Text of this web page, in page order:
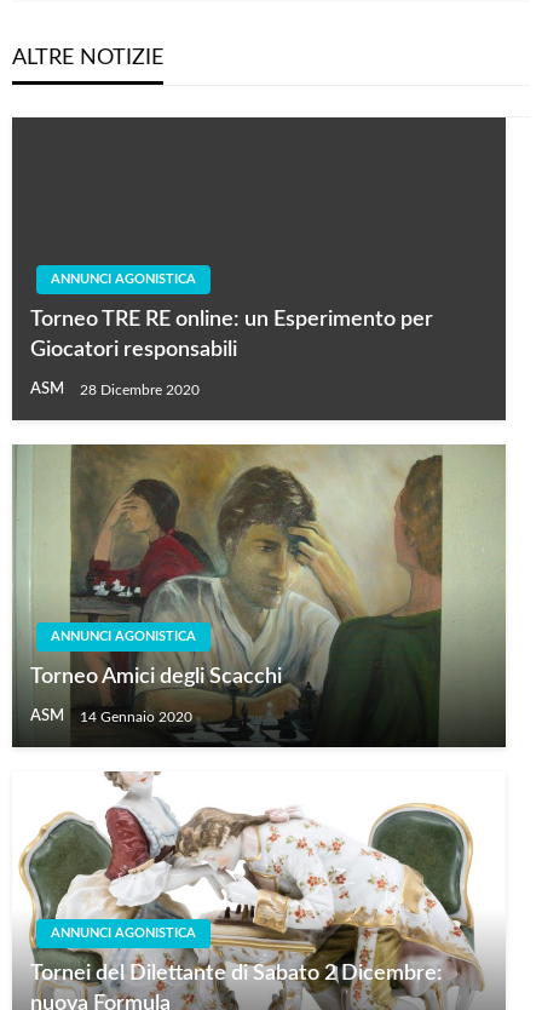
ALTRE NOTIZIE
ANNUNCI AGONISTICA
Torneo TRE RE online: un Esperimento per
Giocatori responsabili
ASM 28 Dicembre 2020
ANNUNCI AGONISTICA
Torneo Amici degli Scacchi
ASM 14 Gennaio 2020
ANNUNCI AGONISTICA
Tornei del Dilettante di Sabato 2 Dicembre:
nuova Formula